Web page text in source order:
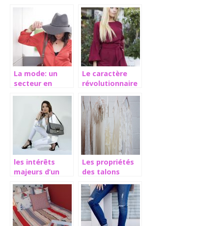
chevelure plus
épaisse
style tendance
La mode: un
secteur en
changement
Le caractère
révolutionnaire
les intérêts
majeurs d’un
femme
Les propriétés
des talons